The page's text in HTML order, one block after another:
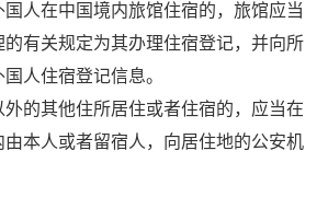
国人在中国境内旅馆住宿的，旅馆应当
有关规定为其办理住宿登记，并向所
人住宿登记信息。
其他住所居住或者住宿的，应当在
由本人或者留宿人，向居住地的公安机